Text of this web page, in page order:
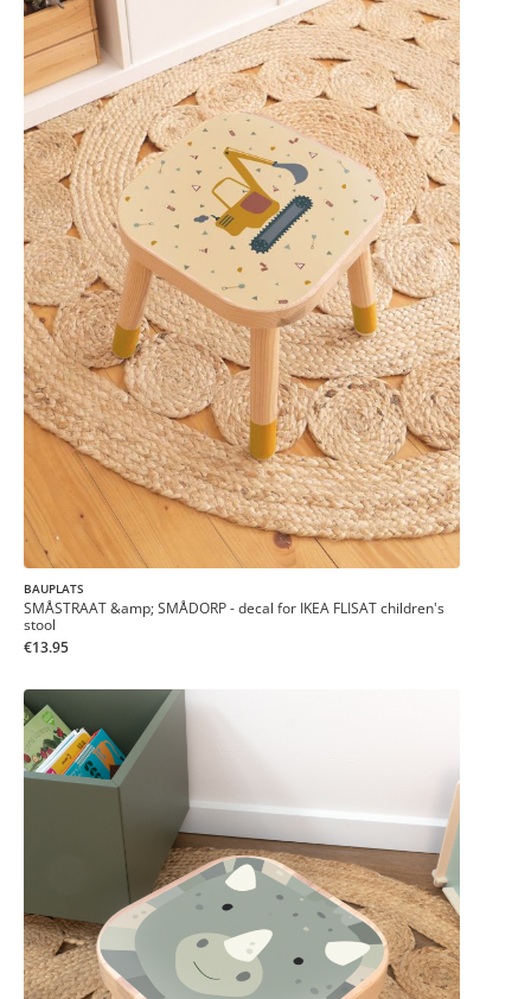
BAUPLATS
SMÅSTRAAT &amp; SMÅDORP - decal for IKEA FLISAT children's
stool
€13.95